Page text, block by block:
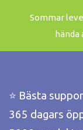
Sommar
hända
⭐️ Bästa
365 dagars